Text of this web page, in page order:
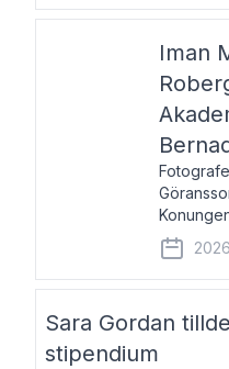
Iman
fem av
kallade
syfte att
Sara Gordan
stipendium